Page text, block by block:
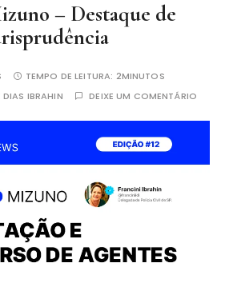
– Destaque de
TEMPO DE LEITURA: 2MINUTOS
DIAS IBRAHIN DEIXE UM COMENTÁRIO